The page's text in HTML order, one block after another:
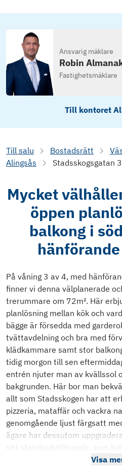
Ansvarig mäklare
Robin
Fastighetsmäklare
Till kontoret
Till salu Bostadsrätt
Alingsås
Stadsskogsgatan
Mycket
öppen
balkong i
På våning 3 av 4, med
finner vi denna välplanerade
trerummare om 72m². Här
planlösning mellan kök och
bägge är försedda med
tvättavdelning och bra med
klädkammare samt stor
tidig morgon till sen
entrén njuter man av kvällssol
bakgrunden. Här bor man
allt som Stadsskogen har att
pizzeria, mataffär och vackra
genomgående ljust färgsatt
ägare har dessutom
sitt standardutförande, som
Visa